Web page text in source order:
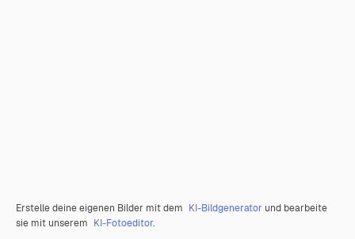
Erstelle deine eigenen Bilder mit dem KI-Bildgenerator und bearbeite
sie mit unserem KI-Fotoeditor.